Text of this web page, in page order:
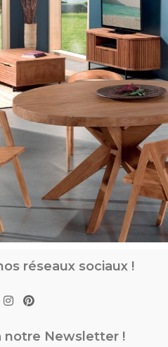
réseaux sociaux !
notre Newsletter !